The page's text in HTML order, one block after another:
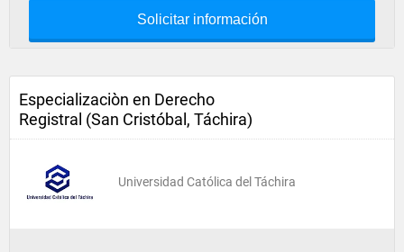
Solicitar información
Especializaciòn en Derecho
Registral (San Cristóbal, Táchira)
Universidad Católica del Táchira